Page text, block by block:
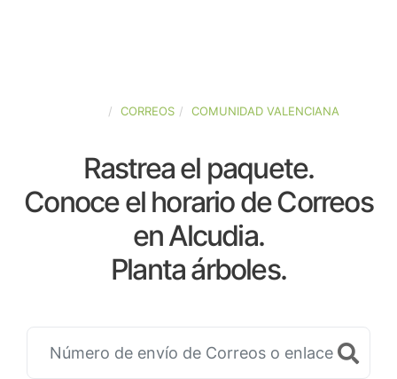
CORREOS COMUNIDAD VALENCIANA
Rastrea el paquete.
Conoce el horario de Correos
en Alcudia.
Planta árboles.